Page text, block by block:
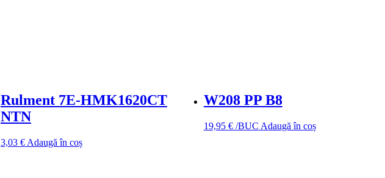
Rulment 7E-HMK1620CT
NTN
3,03 € Adaugă în coș
W208 PP B8
19,95 €/BUC Adaugă în coș